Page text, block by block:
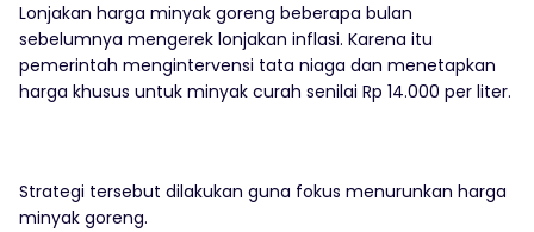
Lonjakan harga minyak goreng beberapa bulan
sebelumnya mengerek lonjakan inflasi. Karena itu
pemerintah mengintervensi tata niaga dan menetapkan
harga khusus untuk minyak curah senilai Rp 14.000 per liter.
Strategi tersebut dilakukan guna fokus menurunkan harga
minyak goreng.